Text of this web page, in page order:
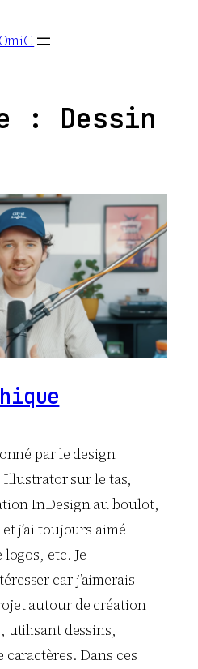
: Dessin
par le design
Illustrator sur le tas,
InDesign au boulot,
j’ai toujours aimé
etc. Je
car j’aimerais
autour de création
utilisant dessins,
Dans ces